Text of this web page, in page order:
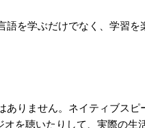
語を学ぶだけでなく、学習を
ありません。ネイティブスピ
を聴いたりして、実際の生